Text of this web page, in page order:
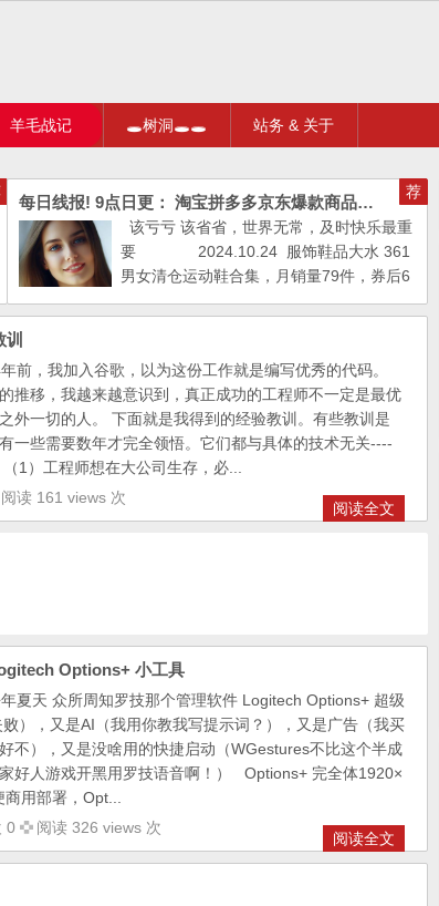
羊毛战记 🕳树洞🕳🕳 站务 & 关于
荐
每日线报! 9点日更： 淘宝拼多多京东爆款商品推荐（不定时）
该亏亏 该省省，世界无常，及时快乐最重
要 2024.10.24 服饰鞋品大水 361
男女清仓运动鞋合集，月销量79件，券后6
9元包邮，99￥ CZ0016 RMvM3nb716O
前，我加入谷歌，以为这份工作就是编写优秀的代码。
推移，我越来越意识到，真正成功的工程师不一定是最优
外一切的人。 下面就是我得到的经验教训。有些教训是
一些需要数年才完全领悟。它们都与具体的技术无关----
1）工程师想在大公司生存，必...
阅读 161 views 次
阅读全文
Options+ 小工具
夏天 众所周知罗技那个管理软件 Logitech Options+ 超级
），又是AI（我用你教我写提示词？），又是广告（我买
不），又是没啥用的快捷启动（WGestures不比这个半成
好人游戏开黑用罗技语音啊！） Options+ 完全体1920×
用部署，Opt...
0 阅读 326 views 次
阅读全文